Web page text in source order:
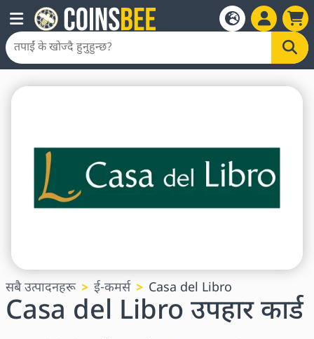
सबै उत्पादनहरू ई-कमर्स Casa del Libro
Casa del Libro उपहार कार्ड